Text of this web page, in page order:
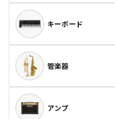
キーボード
管楽器
アンプ